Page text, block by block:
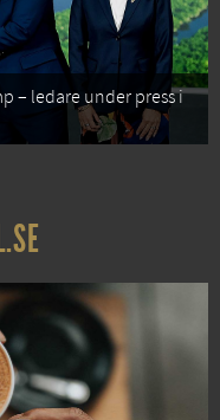
– ledare under press i